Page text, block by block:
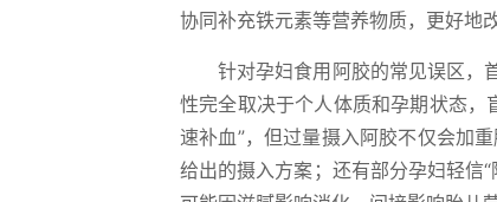
协同补充铁元素等营养物质，更好地
针对孕妇食用阿胶的常见误区，
性完全取决于个人体质和孕期状态，
速补血”，但过量摄入阿胶不仅会加
给出的摄入方案；还有部分孕妇轻信